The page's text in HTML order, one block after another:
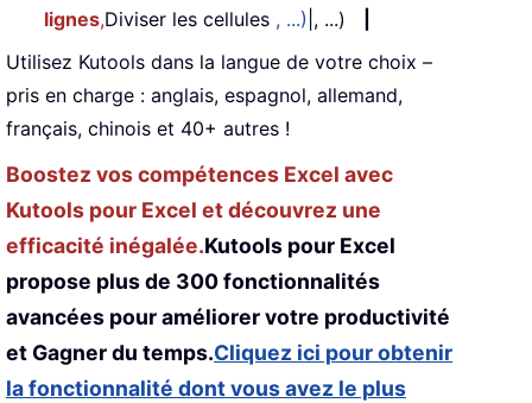
lignes,Diviser les cellules , ...) |, ...)
Utilisez Kutools dans la langue de votre choix –
pris en charge : anglais, espagnol, allemand,
français, chinois et 40+ autres !
Boostez vos compétences Excel avec
Kutools pour Excel et découvrez une
efficacité inégalée.Kutools pour Excel
propose plus de 300 fonctionnalités
avancées pour améliorer votre productivité
et Gagner du temps.Cliquez ici pour obtenir
la fonctionnalité dont vous avez le plus